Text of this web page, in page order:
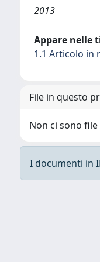
2013
Appare nelle
1.1 Articolo in
File in questo
Non ci sono
I documenti in